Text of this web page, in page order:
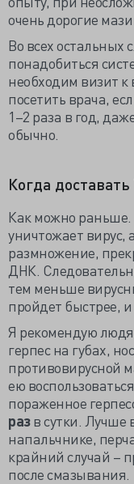
очень дорогие
Во всех остальных
понадобиться
необходим визит к
посетить врача,
1–2 раза в год,
обычно.
Когда
Как можно раньше.
уничтожает вирус,
размножение,
ДНК.
тем меньше
пройдет быстрее,
Я рекомендую
герпес на губах,
противовирусной
ею
пораженное
разв сутки. Лучше
напальчнике,
крайний случай –
после смазывания.